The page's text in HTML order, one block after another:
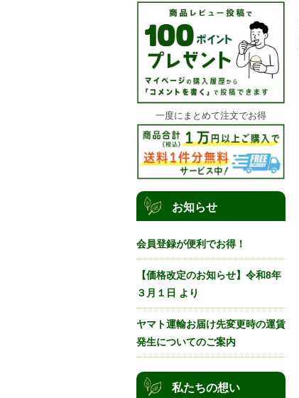
一度にまとめて注文でお得
お知らせ
会員登録が便利でお得！
【価格改定のお知らせ】令和8年
３月１日 より
ヤマト運輸お届け先変更時の運賃
発生についてのご案内
私たちの想い